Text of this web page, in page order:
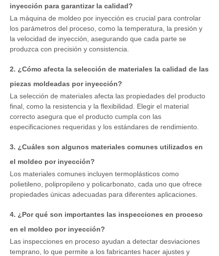
inyección para garantizar la calidad?
La máquina de moldeo por inyección es crucial para controlar
los parámetros del proceso, como la temperatura, la presión y
la velocidad de inyección, asegurando que cada parte se
produzca con precisión y consistencia.
2. ¿Cómo afecta la selección de materiales la calidad de las
piezas moldeadas por inyección?
La selección de materiales afecta las propiedades del producto
final, como la resistencia y la flexibilidad. Elegir el material
correcto asegura que el producto cumpla con las
especificaciones requeridas y los estándares de rendimiento.
3. ¿Cuáles son algunos materiales comunes utilizados en
el moldeo por inyección?
Los materiales comunes incluyen termoplásticos como
polietileno, polipropileno y policarbonato, cada uno que ofrece
propiedades únicas adecuadas para diferentes aplicaciones.
4. ¿Por qué son importantes las inspecciones en proceso
en el moldeo por inyección?
Las inspecciones en proceso ayudan a detectar desviaciones
temprano, lo que permite a los fabricantes hacer ajustes y